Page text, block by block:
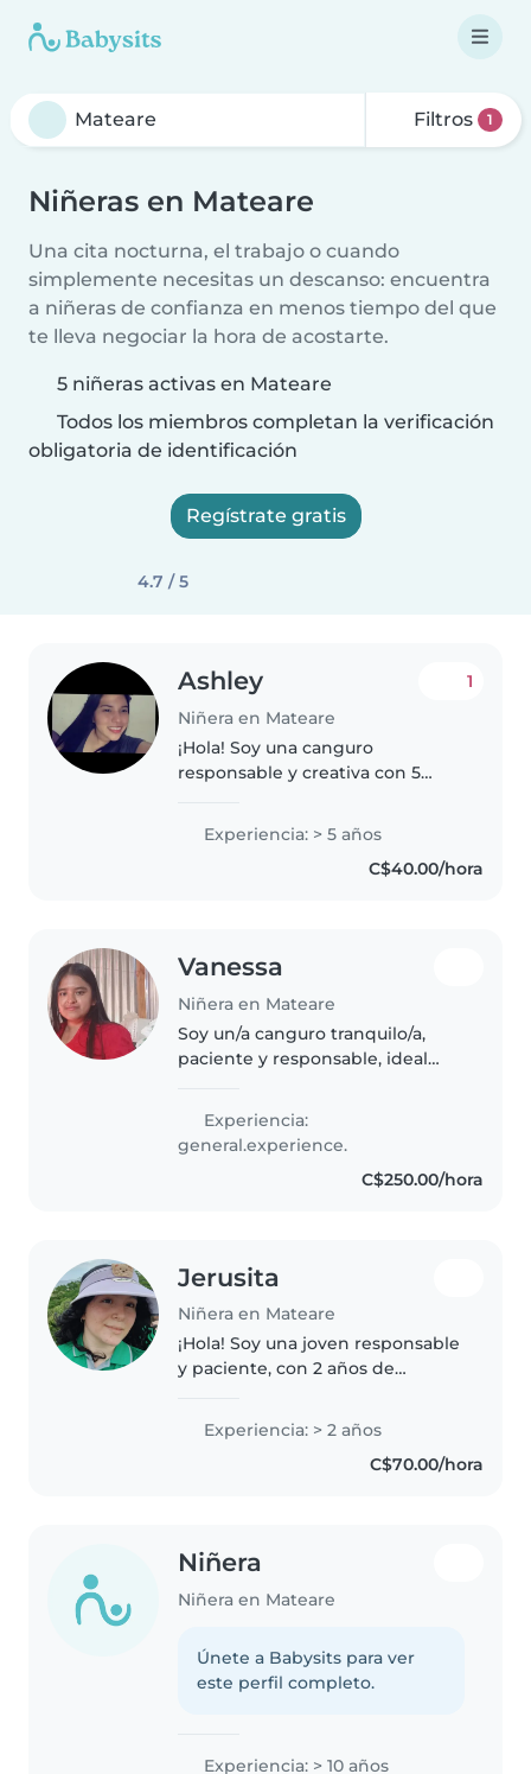
Filtros 1
Niñeras en Mateare
Una cita nocturna, el trabajo o cuando
simplemente necesitas un descanso: encuentra
a niñeras de confianza en menos tiempo del que
te lleva negociar la hora de acostarte.
5 niñeras activas en Mateare
Todos los miembros completan la verificación
obligatoria de identificación
Regístrate gratis
4.7 / 5
Ashley
Niñera en Mateare
1
¡Hola! Soy una canguro
responsable y creativa con 5
niños de todas las edades. Me
encanta hacer manualidades y
ayudar con los deberes. Estoy
Experiencia: > 5 años
C$40.00/hora
Vanessa
Niñera en Mateare
Soy un/a canguro tranquilo/a,
paciente y responsable, ideal
Me encanta leer cuentos y jugar
con los niños.No me gusta
Experiencia:
general.experience.
C$250.00/hora
Jerusita
Niñera en Mateare
¡Hola! Soy una joven responsable
y paciente, con 2 años de
edad preescolar y escolar. Me
encanta dibujar, leer cuentos,
hacer manualidades y enseñar
Experiencia: > 2 años
C$70.00/hora
Niñera
Niñera en Mateare
Únete a Babysits para ver
este perfil completo.
Experiencia: > 10 años